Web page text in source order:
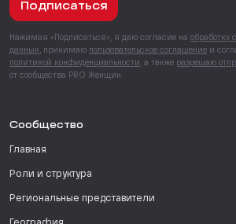
Подписаться
Нажимая «Подписаться», я даю согласие на обработку
данных , принимаю пользовательское соглашение и
политикой конфиденциальности , а также разрешаю
от сообщества PRO Женщин.
Сообщество
Главная
Роли и структура
Региональные представители